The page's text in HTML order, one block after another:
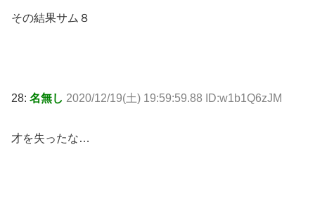
その結果サム８
28: 名無し 2020/12/19(土) 19:59:59.88 ID:w1b1Q6zJM
才を失ったな…